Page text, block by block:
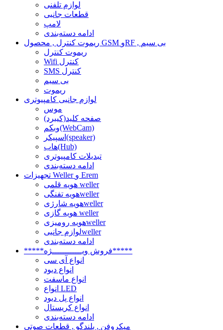
لوازم تلفنی
قطعات جانبی
لامپ
ادامه دسته‌بندی
ریموت کنترل , محصول GSM وRF , بی سیم
ریموت کنترل
Wifi کنترل
SMS کنترل
بی سیم
ریموت
لوازم جانبی کامپیوتری
موس
صفحه کلید(کیبرد)
وبکم(WebCam)
اسپیکر(speaker)
هاب(Hub)
تبدیلات کامپیوتری
ادامه دسته‌بندی
تجهیزات Weller و Erem
هویه قلمی weller
هویه تفنگیweller
هویه شارژیweller
هویه گازی weller
هویه رومیزیweller
لوازم جانبیweller
ادامه دسته‌بندی
*****فروش ویــــــــــــژه*****
انواع آی سی
انواع دیود
انواع ماسفت
انواع LED
انواع پل دیود
انواع کریستال
ادامه دسته‌بندی
میکروفن , بلندگو , قطعات صوتی